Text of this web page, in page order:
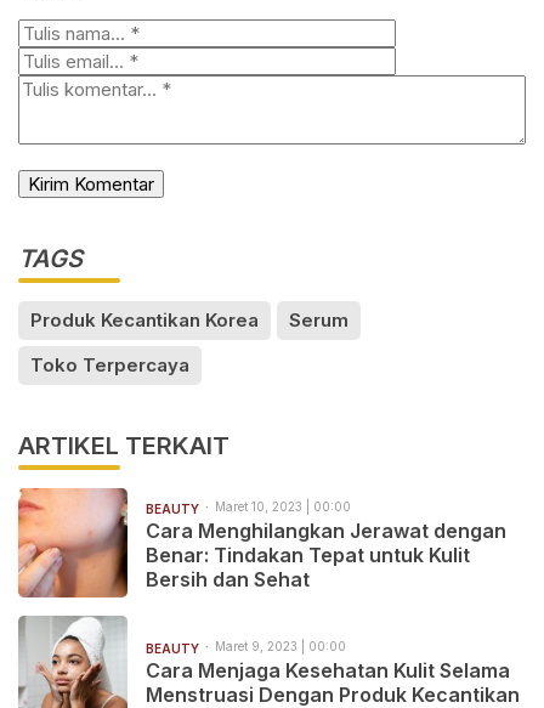
TAGS
Produk Kecantikan Korea
Serum
Toko Terpercaya
ARTIKEL TERKAIT
BEAUTY Maret 10, 2023 | 00:00
Cara Menghilangkan Jerawat dengan
Benar: Tindakan Tepat untuk Kulit
Bersih dan Sehat
BEAUTY Maret 9, 2023 | 00:00
Cara Menjaga Kesehatan Kulit Selama
Menstruasi Dengan Produk Kecantikan